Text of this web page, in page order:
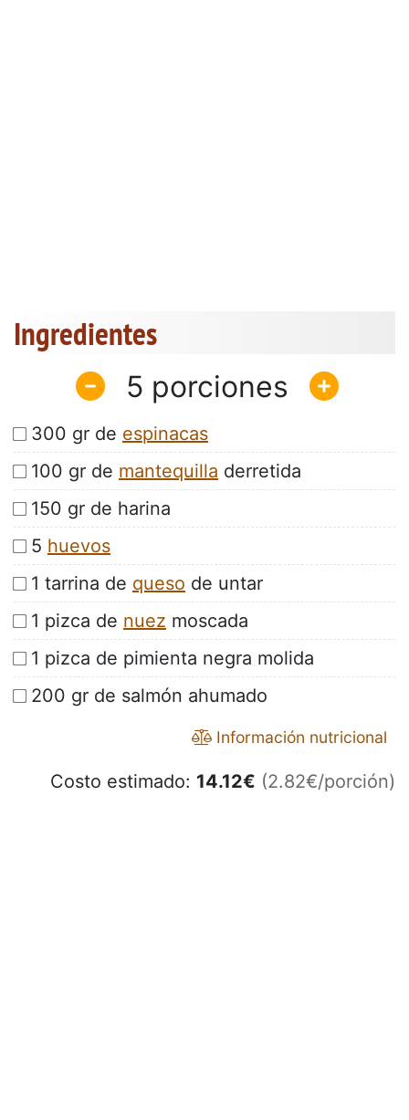
Ingredientes
5
300 gr de espinacas
100 gr de mantequilla derretida
150 gr de harina
5 huevos
1 tarrina de queso de untar
1 pizca de nuez moscada
1 pizca de pimienta negra molida
200 gr de salmón ahumado
Información nutricional
Costo estimado: 14.12€ (2.82€/porción)